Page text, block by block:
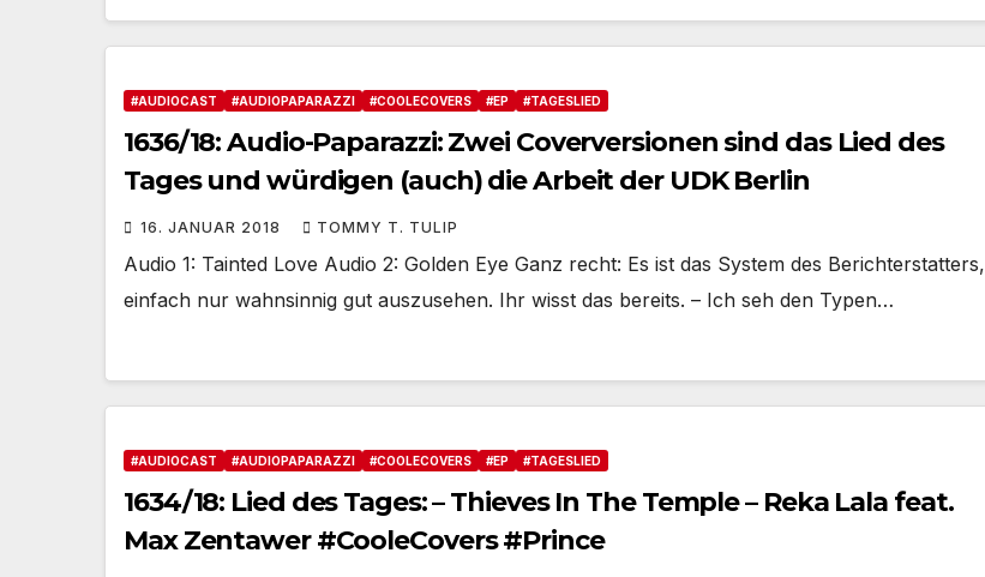
#AUDIOCAST #AUDIOPAPARAZZI #COOLECOVERS #EP #TAGESLIED
1636/18: Audio-Paparazzi: Zwei Coverversionen sind das Lied des
Tages und würdigen (auch) die Arbeit der UDK Berlin
16. JANUAR 2018 TOMMY T. TULIP
Audio 1: Tainted Love Audio 2: Golden Eye Ganz recht: Es ist das System des Berichterstatters,
einfach nur wahnsinnig gut auszusehen. Ihr wisst das bereits. – Ich seh den Typen…
#AUDIOCAST #AUDIOPAPARAZZI #COOLECOVERS #EP #TAGESLIED
1634/18: Lied des Tages: – Thieves In The Temple – Reka Lala feat.
Max Zentawer #CooleCovers #Prince